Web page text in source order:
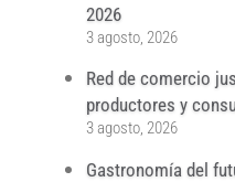
2026
3 agosto, 2026
Red de comercio
productores y
3 agosto, 2026
Gastronomía del